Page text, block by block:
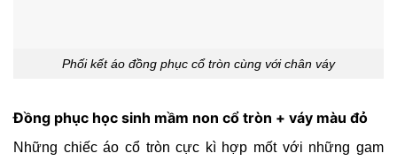
Phối kết áo đồng phục cổ tròn cùng với chân váy
Đồng phục học sinh mầm non cổ tròn + váy màu đỏ
Những chiếc áo cổ tròn cực kì hợp mốt với những gam